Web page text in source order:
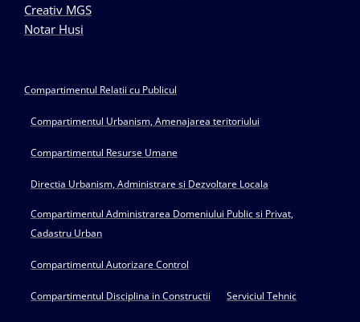
Creativ MGS
Notar Husi
Compartimentul Relatii cu Publicul
Compartimentul Urbanism, Amenajarea teritoriului
Compartimentul Resurse Umane
Directia Urbanism, Administrare si Dezvoltare Locala
Compartimentul Administrarea Domeniului Public si Privat,
Cadastru Urban
Compartimentul Autorizare Control
Compartimentul Disciplina in Constructii Serviciul Tehnic